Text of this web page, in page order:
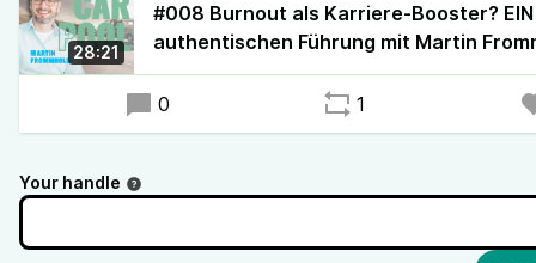
28:21
#008 Burnout als Karriere-Booster?
authentischen Führung mit Martin
0 1
Your handle